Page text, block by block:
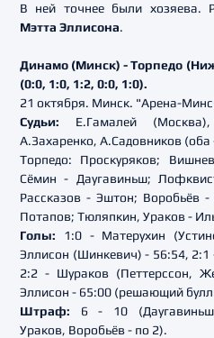
В ней точнее были хозяева.
Мэтта Эллисона.
Динамо (Минск) - Торпедо
(0:0, 1:0, 1:2, 0:0, 1:0).
21 октября. Минск. "Арена-
Судьи: Е.Гамалей
А.Захаренко, А.Садовников
Торпедо: Проскуряков;
Сёмин - Даугавиньш;
Рассказов - Эштон; Воробьёв
Потапов; Тюляпкин, Ураков -
Голы: 1:0 - Матерухин
Эллисон (Шинкевич) - 56:54,
2:2 - Шураков (Петтерссон,
Эллисон - 65:00 (решающий
Штраф: 6 - 10
Ураков, Воробьёв - по 2).